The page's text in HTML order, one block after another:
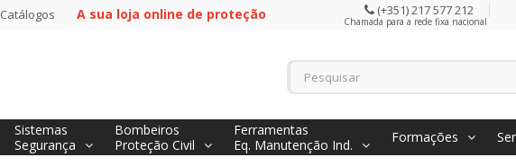
Catálogos A sua loja online de proteção (+351) 217 577 212
Chamada para a rede fixa nacional
Sistemas
Segurança
Bombeiros
Proteção Civil
Ferramentas
Eq. Manutenção Ind.
Formações